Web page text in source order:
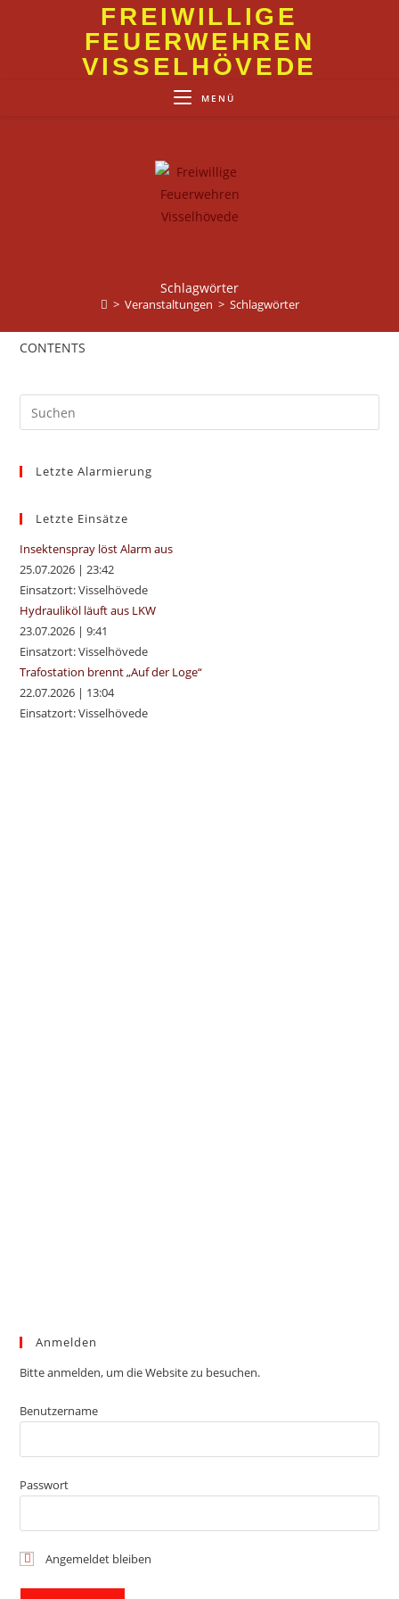
FREIWILLIGE
FEUERWEHREN
VISSELHÖVEDE
MENÜ
Schlagwörter
> Veranstaltungen > Schlagwörter
CONTENTS
Letzte Alarmierung
Letzte Einsätze
Insektenspray löst Alarm aus
25.07.2026 |23:42
Einsatzort: Visselhövede
Hydrauliköl läuft aus LKW
23.07.2026 |9:41
Einsatzort: Visselhövede
Trafostation brennt „Auf der Loge“
22.07.2026 | 13:04
Einsatzort: Visselhövede
Anmelden
Bitte anmelden, um die Website zu besuchen.
Benutzername
Passwort
Angemeldet bleiben